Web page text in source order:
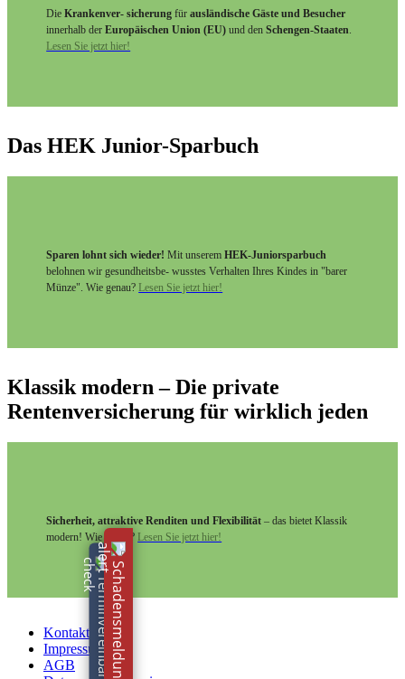
DieKrankenver- sicherungfürausländische Gäste und Besucher
innerhalb derEuropäischen Union (EU) und denSchengen-Staaten
Lesen Sie jetzt hier!
Das HEK Junior-Sparbuch
Sparen lohnt sich wieder!Mit unseremHEK-Juniorsparbuch
belohnen wir gesundheitsbe- wusstes Verhalten Ihres Kindes in "barer
Münze". Wie genau? Lesen Sie jetzt hier!
Klassik modern – Die private
Rentenversicherung für wirklich jeden
Sicherheit, attraktive Renditen und Flexibilität– das bietet Klassik
modern! Wie genau?Lesen Sie jetzt hier!
Terminvereinbarungen!
Kontakt
Impressum
AGB